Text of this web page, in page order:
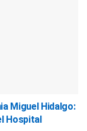
Miguel Hidalgo:
Hospital